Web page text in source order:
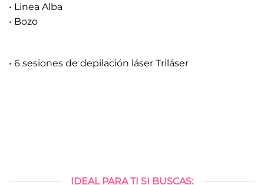
• Linea Alba
• Bozo
• 6 sesiones de depilación láser Triláser
IDEAL PARA TI SI BUSCAS: